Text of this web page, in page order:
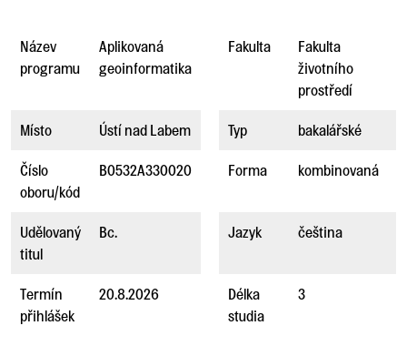
Název
programu
Aplikovaná
geoinformatika
Fakulta
Fakulta
životního
prostředí
Místo Ústí nad Labem Typ bakalářské
Číslo
oboru/kód
B0532A330020 Forma kombinovaná
Udělovaný
titul
Bc. Jazyk čeština
Termín
přihlášek
20.8.2026
Délka
studia
3